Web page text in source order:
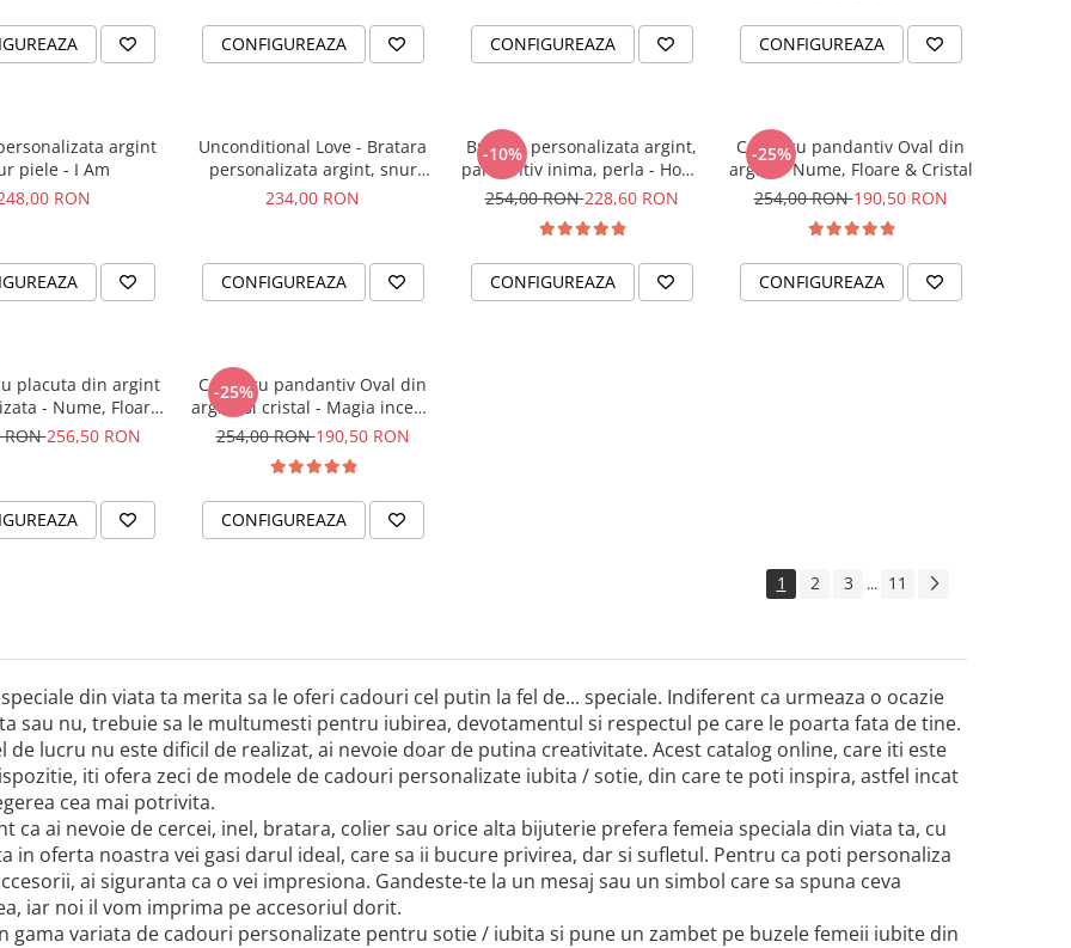
CONFIGUREAZA CONFIGUREAZA CONFIGUREAZA
argint
piele - I Am
RON
Unconditional Love - Bratara
personalizata argint, snur
impletit piele
234,00 RON
CONFIGUREAZA
-10%
Bratara personalizata argint,
pandantiv inima, perla - Hope
& Faith
254,00 RON228,60 RON
CONFIGUREAZA
-25%
Colier cu pandantiv Oval din
argint - Nume, Floare & Cristal
254,00 RON190,50 RON
CONFIGUREAZA
placuta din argint
- Nume, Floare
& Cristal
RON256,50 RON
-25%
Colier cu pandantiv Oval din
argint si cristal - Magia incepe
cu tine
254,00 RON190,50 RON
CONFIGUREAZA
1 2 3 ... 11
din viata ta merita sa le oferi cadouri cel putin la fel de... speciale. Indiferent ca urmeaza o ocazie
sau nu, trebuie sa le multumesti pentru iubirea, devotamentul si respectul pe care le poarta fata de tine.
de lucru nu este dificil de realizat, ai nevoie doar de putina creativitate. Acest catalog online, care iti este
iti ofera zeci de modele de cadouri personalizate iubita / sotie, din care te poti inspira, astfel incat
cea mai potrivita.
ca ai nevoie de cercei, inel, bratara, colier sau orice alta bijuterie prefera femeia speciala din viata ta, cu
in oferta noastra vei gasi darul ideal, care sa ii bucure privirea, dar si sufletul. Pentru ca poti personaliza
ai siguranta ca o vei impresiona. Gandeste-te la un mesaj sau un simbol care sa spuna ceva
iar noi il vom imprima pe accesoriul dorit.
gama variata de cadouri personalizate pentru sotie / iubita si pune un zambet pe buzele femeii iubite din